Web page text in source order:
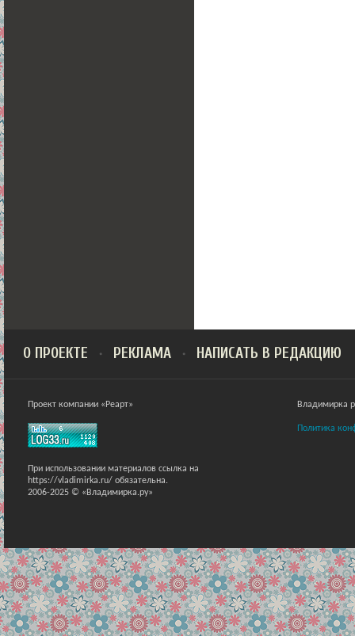
О ПРОЕКТЕ РЕКЛАМА НАПИСАТЬ В РЕДАКЦИЮ
Проект компании «Реарт»
При использовании материалов ссылка на
https://vladimirka.ru/ обязательна.
2006-2025 © «Владимирка.ру»
Владимирка
Политика